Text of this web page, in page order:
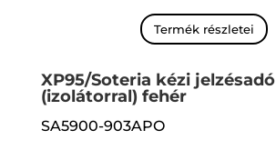
Termék részletei
XP95/Soteria kézi jelzésadó
(izolátorral) fehér
SA5900-903APO